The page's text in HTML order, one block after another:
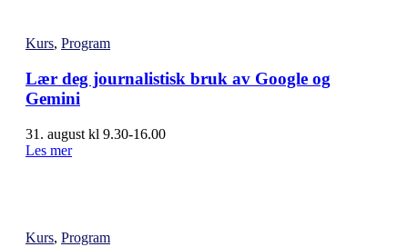
Kurs, Program
Lær deg journalistisk bruk av Google og
Gemini
31. august kl 9.30-16.00
Les mer
Kurs, Program